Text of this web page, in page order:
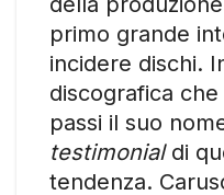
primo grande
incidere dischi.
discografica
passi il suo
testimonialdi
tendenza.